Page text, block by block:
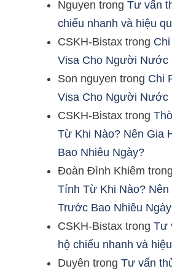
Nguyen trong Tư vấn
chiếu nhanh và hiệu
CSKH-Bistax trong
Visa Cho Người Nước
Son nguyen trong Chi
Visa Cho Người Nước
CSKH-Bistax trong
Từ Khi Nào? Nên Gia
Bao Nhiêu Ngày?
Đoàn Đình Khiêm trong
Tính Từ Khi Nào? Nên
Trước Bao Nhiêu
CSKH-Bistax trong Tư
hộ chiếu nhanh và
Duyên trong Tư vấn